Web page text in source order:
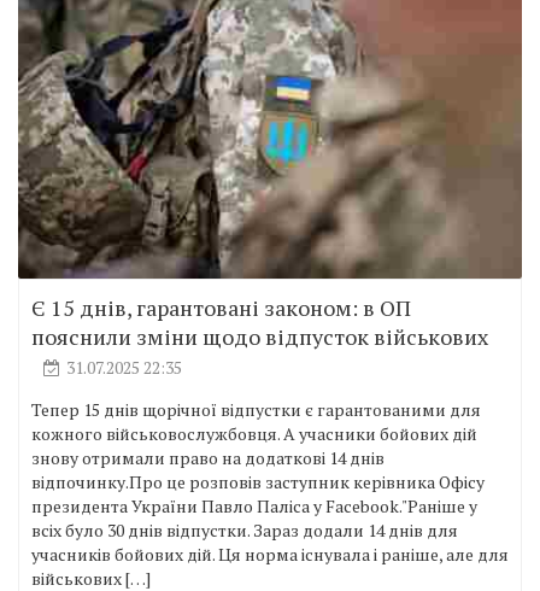
Є 15 днів, гарантовані законом: в ОП
пояснили зміни щодо відпусток військових
31.07.2025 22:35
Тепер 15 днів щорічної відпустки є гарантованими для
кожного військовослужбовця. А учасники бойових дій
знову отримали право на додаткові 14 днів
відпочинку.Про це розповів заступник керівника Офісу
президента України Павло Паліса у Facebook."Раніше у
всіх було 30 днів відпустки. Зараз додали 14 днів для
учасників бойових дій. Ця норма існувала і раніше, але для
військових […]